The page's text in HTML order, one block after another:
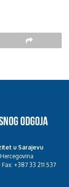
u Sarajevu
+387 33 211 537